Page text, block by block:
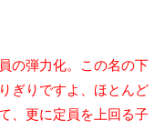
の弾力化。この名の下
ぎりですよ、ほとんど
、更に定員を上回る子